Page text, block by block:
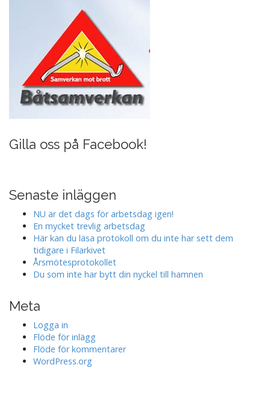
Gilla oss på Facebook!
Senaste inläggen
NU är det dags för arbetsdag igen!
En mycket trevlig arbetsdag
Här kan du läsa protokoll om du inte har sett dem
tidigare i Filarkivet
Årsmötesprotokollet
Du som inte har bytt din nyckel till hamnen
Meta
Logga in
Flöde för inlägg
Flöde för kommentarer
WordPress.org